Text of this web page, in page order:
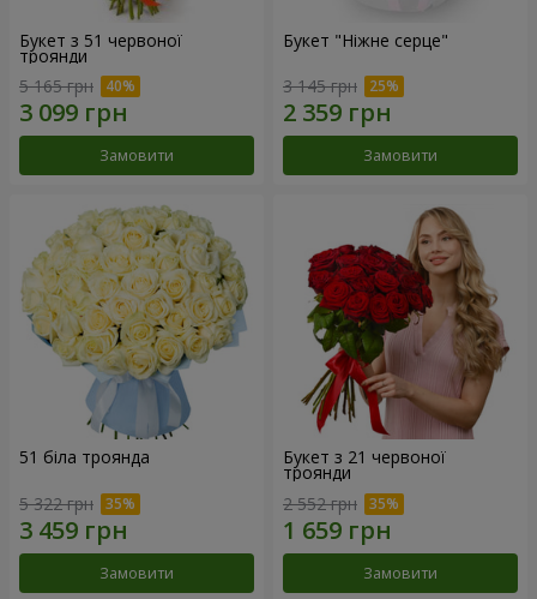
Букет з 51 червоної
троянди
5 165 грн
Замовити
Букет "Ніжне серце"
3 145 грн
Замовити
51 біла троянда
5 322 грн
Замовити
Букет з 21 червоної
троянди
2 552 грн
Замовити